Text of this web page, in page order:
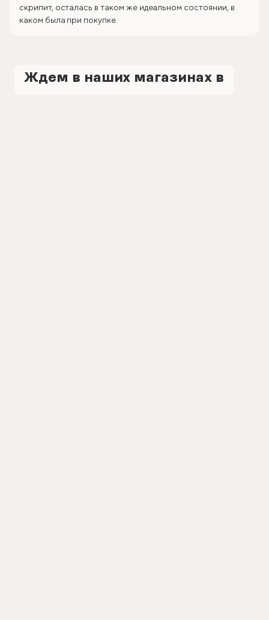
скрипит, осталась в таком же идеальном состоянии, в
каком была при покупке.
Ждем в наших магазинах в